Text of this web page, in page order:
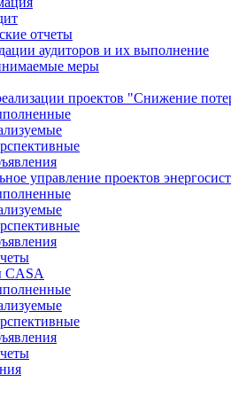
отчеты
аудиторов и их выполнение
меры
проектов "Снижение
управление проектов
CASA